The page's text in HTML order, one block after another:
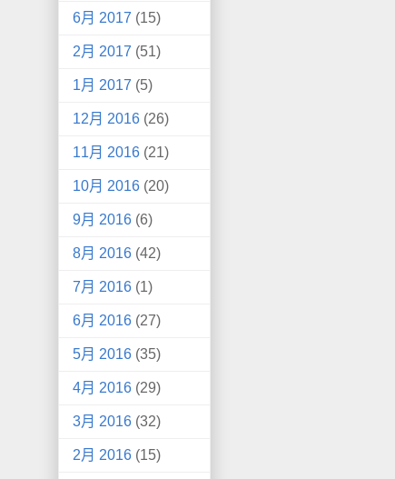
6月 2017 (15)
2月 2017 (51)
1月 2017 (5)
12月 2016 (26)
11月 2016 (21)
10月 2016 (20)
9月 2016 (6)
8月 2016 (42)
7月 2016 (1)
6月 2016 (27)
5月 2016 (35)
4月 2016 (29)
3月 2016 (32)
2月 2016 (15)